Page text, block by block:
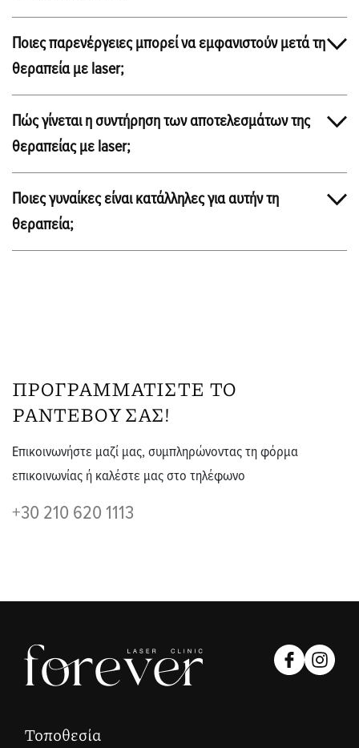
Ποιες παρενέργειες μπορεί να εμφανιστούν μετά τη
θεραπεία με laser;
Πώς γίνεται η συντήρηση των αποτελεσμάτων της
θεραπείας με laser;
Ποιες γυναίκες είναι κατάλληλες για αυτήν τη
θεραπεία;
ΠΡΟΓΡΑΜΜΑΤIΣΤΕ ΤΟ
ΡΑΝΤΕΒΟY ΣΑΣ!
Επικοινωνήστε μαζί μας, συμπληρώνοντας τη φόρμα
επικοινωνίας ή καλέστε μας στο τηλέφωνο
+30 210 620 1113
Τοποθεσία